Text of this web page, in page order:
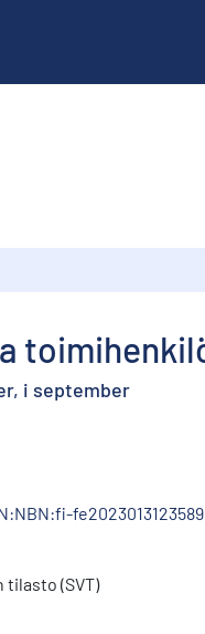
i september
fe2023013123589
tilasto (SVT)